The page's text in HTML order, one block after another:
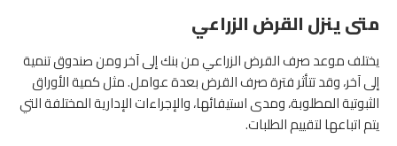
متى ينزل القرض الزراعي
يختلف موعد صرف القرض الزراعي من بنك إلى آخر ومن صندوق تنمية
إلى آخر، وقد تتأثر فترة صرف القرض بعدة عوامل. مثل كمية الأوراق
الثبوتية المطلوبة، ومدى استيفائها، والإجراءات الإدارية المختلفة التي
يتم اتباعها لتقييم الطلبات.